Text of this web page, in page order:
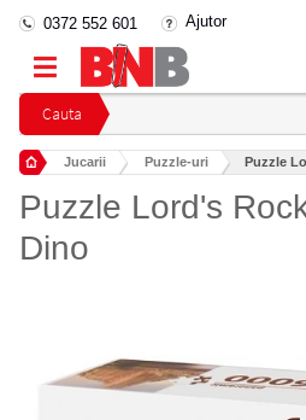
Cauta
0372 552 601 Ajutor
Jucarii Puzzle-uri Puzzle
Puzzle Lord's
Dino